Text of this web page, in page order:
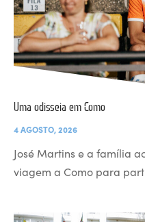
Uma odisseia em Como
4 AGOSTO, 2026
José Martins e a família
viagem a Como para